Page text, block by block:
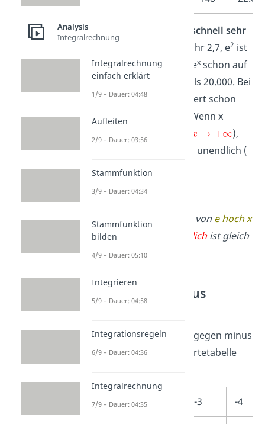
Du siehst, dass
sehr schnell sehr
ist ungefähr 2,7, e2 ist
circa 7,4. Für x=5 steigt ex schon auf
148 und e 10ist größer als 20.000. Bei
x=15 ist der Funktionswert schon
größer als 3 Millionen. Wenn x
),
also auch gegen unendlich (
Gesprochen: Der Limes von e hoch x
fürx gegen plus unendlichist gleich
plus unendlich
Limes gegen minus
unendlich
Doch wie ist es, wenn x gegen minus
unendlich geht? Die Wertetabelle
x -1 -3 -4
Analysis
Integralrechnung
Integralrechnung
einfach erklärt
1/9 – Dauer: 04:48
Aufleiten
2/9 – Dauer: 03:56
Stammfunktion
3/9 – Dauer: 04:34
Stammfunktion
bilden
4/9 – Dauer: 05:10
Integrieren
5/9 – Dauer: 04:58
Integrationsregeln
6/9 – Dauer: 04:36
Integralrechnung
7/9 – Dauer: 04:35